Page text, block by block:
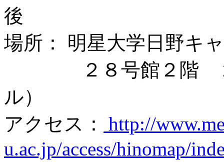
後
場所： 明星大学日野キ
２８号館２階 ２０
ル）
アクセス：
http://
u.ac.jp/access/hinomap/